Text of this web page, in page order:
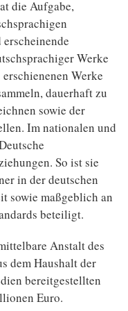
die Aufgabe,
Werke
Werke
dauerhaft zu
sowie der
Im nationalen und
So ist sie
in der deutschen
sowie maßgeblich an
beteiligt.
Anstalt des
dem Haushalt der
bereitgestellten
Euro.